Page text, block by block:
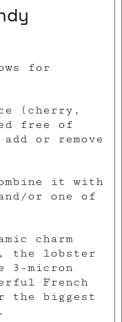
for
(cherry,
free of
or remove
it with
or one of
charm
the lobster
3-micron
French
the biggest